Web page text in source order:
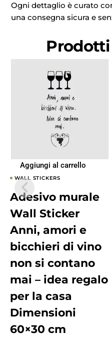
Ogni dettaglio è curato
una consegna sicura e
Aggiungi al carrello
WALL STICKERS
Adesivo murale
Wall Sticker
Anni, amori e
bicchieri di vino
non si contano
mai – idea regalo
per la casa
Dimensioni
60×30 cm